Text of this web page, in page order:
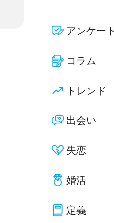
アンケート
コラム
トレンド
出会い
失恋
婚活
定義